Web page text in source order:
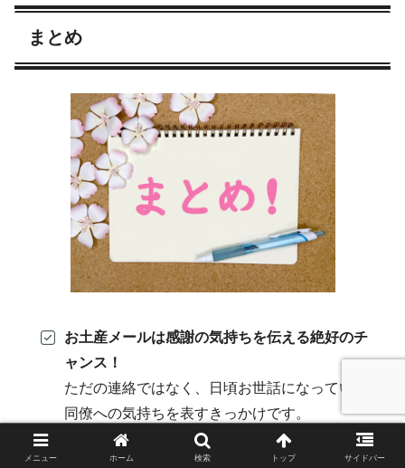
まとめ
お土産メールは感謝の気持ちを伝える絶好のチ
ャンス！
ただの連絡ではなく、日頃お世話になっている
同僚への気持ちを表すきっかけです。
メール作成時のポイント
メニュー ホーム 検索 トップ サイドバー